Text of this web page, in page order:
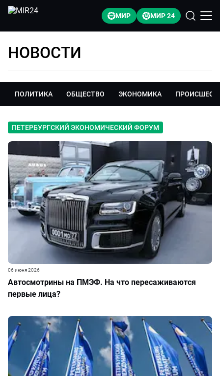
МИР МИР 24
НОВОСТИ
ПОЛИТИКА ОБЩЕСТВО ЭКОНОМИКА
ПЕТЕРБУРГСКИЙ ЭКОНОМИЧЕСКИЙ ФОРУМ
Автосмотрины на ПМЭФ. На что пересаживаются
первые лица?
06 июня 2026